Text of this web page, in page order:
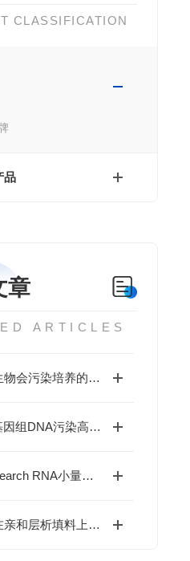
CLASSIFICATION
品
章
ARTICLES
有哪些微生物会污染培养的细胞？
toyobo去基因组DNA污染高效率反转录试剂盒(FSQ-301)现货供应
Zymo Research RNA小量提取试剂盒(R2050)现货供应
病毒载体在亲和层析填料上的新选择